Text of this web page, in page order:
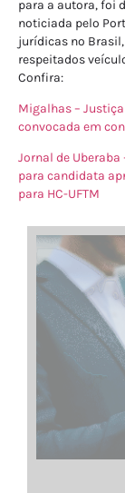
para a autora, foi
noticiada pelo
jurídicas no
respeitados
Confira:
Migalhas –
convocada em
Jornal de
para candidata
para HC-UFTM